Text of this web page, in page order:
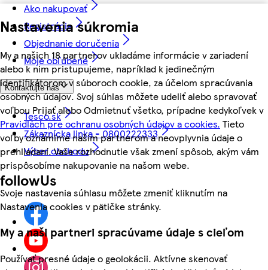
Nastavenia súkromia
My a našich 18 partnerov ukladáme informácie v zariadení
alebo k nim pristupujeme, napríklad k jedinečným
identifikátorom v súboroch cookie, za účelom spracúvania
osobných údajov. Svoj súhlas môžete udeliť alebo spravovať
voľbou Prijať alebo Odmietnuť všetko, prípadne kedykoľvek v
Pravidlách pre ochranu osobných údajov a cookies. Tieto
voľby oznámime našim partnerom a neovplyvnia údaje o
prehliadaní. Vaše rozhodnutie však zmení spôsob, akým vám
prispôsobíme nakupovanie na našom webe.
Svoje nastavenia súhlasu môžete zmeniť kliknutím na
Nastavenia cookies v pätičke stránky.
My a naši partneri spracúvame údaje s cieľom
Používať presné údaje o geolokácii. Aktívne skenovať
Ako nakupovať
Registrácia
Objednanie doručenia
Moje obľúbené
Kontaktujte nás
Tesco.sk
Zákaznícka linka - 0800222333
Výber obchodu
followUs